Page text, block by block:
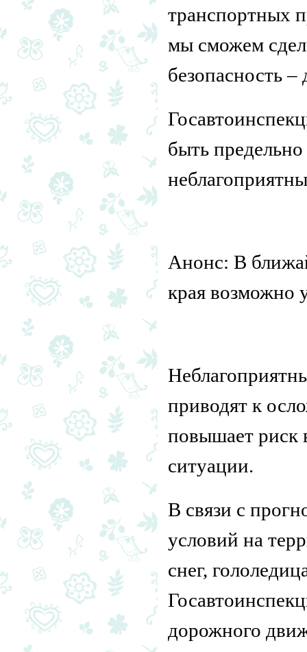
транспортных
мы сможем
безопасность –
быть
Анонс: В
края возможно
приводят к
повышает риск
ситуации.
В связи с
условий на
снег,
дорожного